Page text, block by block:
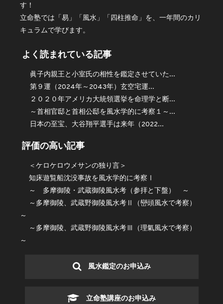
す！
立命塾では「易」「風水」「四柱推命」を、一年間のカリ
キュラムで学びます。
よく読まれている記事
眞子内親王と小室氏の相性を鑑定させていた...
第９運（2024年～2043年）玄空宅運...
２０２０年アメリカ大統領選挙を命理学と断...
～首相官邸と首相公邸を風水学的に考察１～...
日本の至宝、大谷翔平選手は来年（2022...
評価の高い記事
＜ケロケロウメサンの独り言＞
知床遊覧船沈没事故を風水学的に考察Ⅰ
～ 多摩御陵・武蔵御陵風水考（参拝と下盤） ～
～多摩御陵、武蔵野御陵風水考Ⅱ（巒頭風水で考察）
～
～多摩御陵、武蔵野御陵風水考Ⅲ（理氣風水で考察）
～
風水鑑定のお申込み
立命塾講座のお申込み